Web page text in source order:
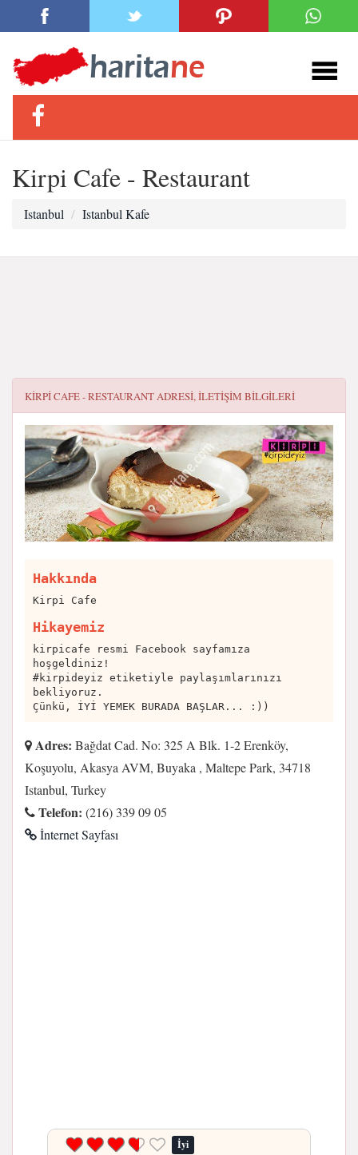
Kirpi Cafe - Restaurant
Istanbul Istanbul Kafe
KIRPI CAFE - RESTAURANTADRESI, ILETIŞIM BILGILERI
Hakkında
Kirpi Cafe
Hikayemiz
kirpicafe resmi Facebook sayfamıza
hoşgeldiniz!
#kirpideyiz etiketiyle paylaşımlarınızı
bekliyoruz.
Çünkü, İYİ YEMEK BURADA BAŞLAR... :))
Adres: Bağdat Cad. No: 325 A Blk. 1-2 Erenköy,
Koşuyolu, Akasya AVM, Buyaka , Maltepe Park, 34718
Istanbul, Turkey
Telefon: (216) 339 09 05
İnternet Sayfası
İyi